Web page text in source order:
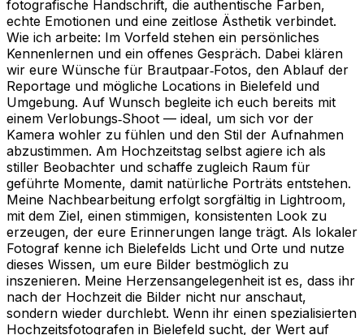
fotografische Handschrift, die authentische Farben,
echte Emotionen und eine zeitlose Ästhetik verbindet.
Wie ich arbeite: Im Vorfeld stehen ein persönliches
Kennenlernen und ein offenes Gespräch. Dabei klären
wir eure Wünsche für Brautpaar‑Fotos, den Ablauf der
Reportage und mögliche Locations in Bielefeld und
Umgebung. Auf Wunsch begleite ich euch bereits mit
einem Verlobungs‑Shoot — ideal, um sich vor der
Kamera wohler zu fühlen und den Stil der Aufnahmen
abzustimmen. Am Hochzeitstag selbst agiere ich als
stiller Beobachter und schaffe zugleich Raum für
geführte Momente, damit natürliche Porträts entstehen.
Meine Nachbearbeitung erfolgt sorgfältig in Lightroom,
mit dem Ziel, einen stimmigen, konsistenten Look zu
erzeugen, der eure Erinnerungen lange trägt. Als lokaler
Fotograf kenne ich Bielefelds Licht und Orte und nutze
dieses Wissen, um eure Bilder bestmöglich zu
inszenieren. Meine Herzensangelegenheit ist es, dass ihr
nach der Hochzeit die Bilder nicht nur anschaut,
sondern wieder durchlebt. Wenn ihr einen spezialisierten
Hochzeitsfotografen in Bielefeld sucht, der Wert auf